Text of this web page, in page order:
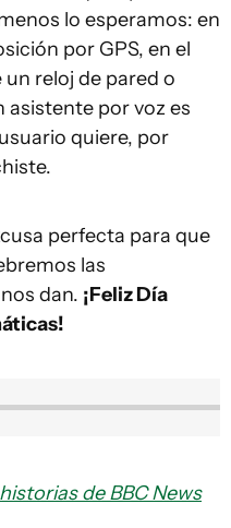
lo esperamos: en
por GPS, en el
reloj de pared o
asistente por voz es
quiere, por
perfecta para que
las
dan. ¡Feliz Día
de BBC News